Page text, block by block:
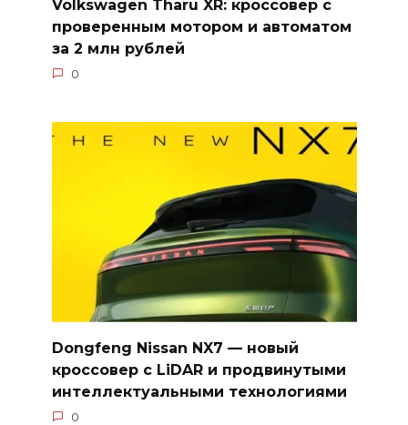
Volkswagen Tharu XR: кроссовер с
проверенным мотором и автоматом
за 2 млн рублей
0
Dongfeng Nissan NX7 — новый
кроссовер с LiDAR и продвинутыми
интеллектуальными технологиями
0